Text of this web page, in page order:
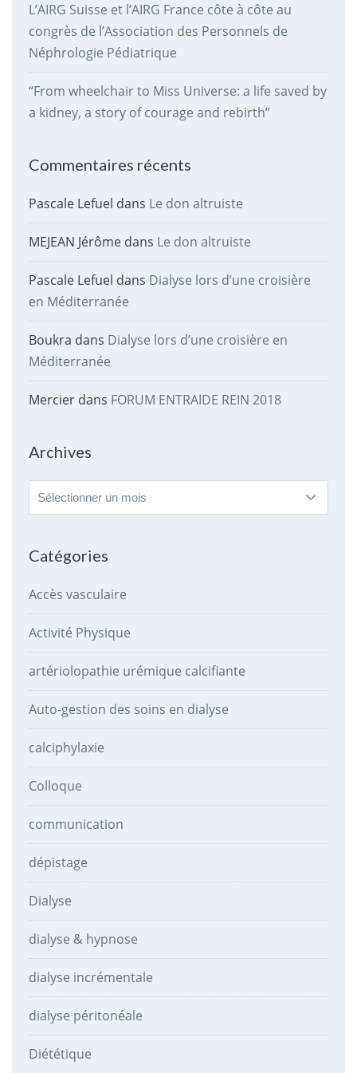
L’AIRG Suisse et l’AIRG France côte à côte au
congrès de l’Association des Personnels de
Néphrologie Pédiatrique
“From wheelchair to Miss Universe: a life saved by
a kidney, a story of courage and rebirth”
Commentaires récents
Pascale Lefuel dans Le don altruiste
MEJEAN Jérômedans Le don altruiste
Pascale Lefuel dans Dialyse lors d’une croisière
en Méditerranée
Boukra dans Dialyse lors d’une croisière en
Méditerranée
Mercierdans FORUM ENTRAIDE REIN 2018
Archives
Archives
Catégories
Accès vasculaire
Activité Physique
artériolopathie urémique calcifiante
Auto-gestion des soins en dialyse
calciphylaxie
Colloque
communication
dépistage
Dialyse
dialyse & hypnose
dialyse incrémentale
dialyse péritonéale
Diététique